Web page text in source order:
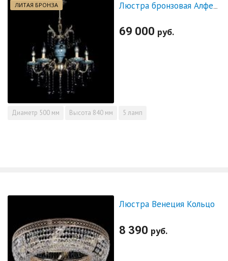
ЛИТАЯ БРОНЗА Люстра бронзовая Алфея №5 "Малахит" шар черная
69 000 руб.
Диаметр 500 мм Высота 840 мм 5 ламп
Люстра Венеция Кольцо
8 390 руб.